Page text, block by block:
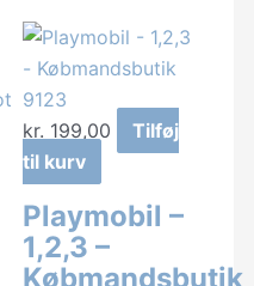
kr. 199,00
Tilføj
til kurv
Playmobil –
1,2,3 –
Købmandsbutik